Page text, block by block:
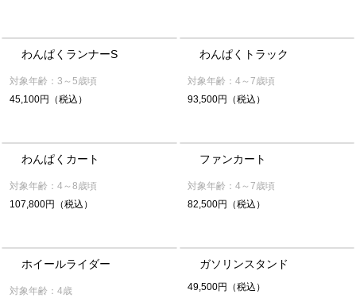
わんぱくランナーS
対象年齢：3～5歳頃
45,100円（税込）
わんぱくトラック
対象年齢：4～7歳頃
93,500円（税込）
わんぱくカート
対象年齢：4～8歳頃
107,800円（税込）
ファンカート
対象年齢：4～7歳頃
82,500円（税込）
ホイールライダー
対象年齢：4歳
ガソリンスタンド
49,500円（税込）